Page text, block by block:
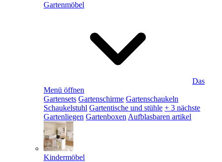
Gartenmöbel
Das
Menü öffnen
Gartensets Gartenschirme Gartenschaukeln
Schaukelstuhl Gartentische und stühle + 3 nächste
Gartenliegen Gartenboxen Aufblasbaren artikel
Kindermöbel